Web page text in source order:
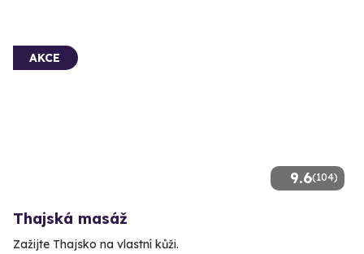
9.6(104)
AKCE
Thajská masáž
Zažijte Thajsko na vlastní kůži.